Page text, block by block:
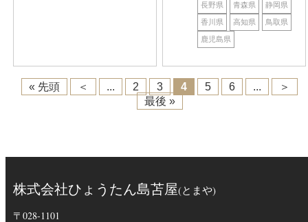
長野県 青森県 静岡県
香川県 高知県 鳥取県
鹿児島県
« 先頭 ＜ ... 2 3 4 5 6 ...
＞
最後 »
株式会社ひょうたん島苫屋(とまや)
〒028-1101